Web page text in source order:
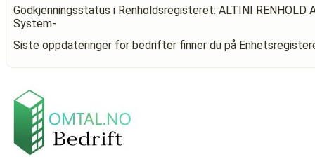
Godkjenningsstatus i Renholdsregisteret: ALTINI RENHOLD
System-
Siste oppdateringer for bedrifter finner du på